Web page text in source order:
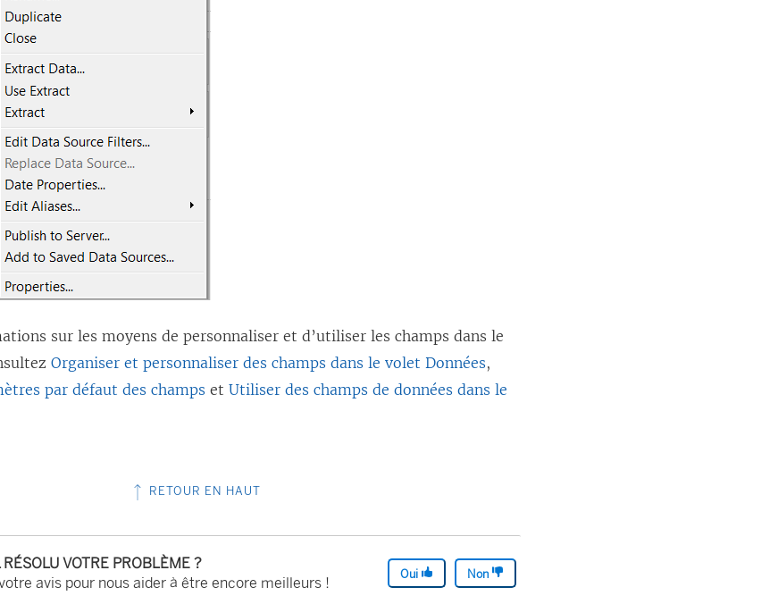
sur les moyens de personnaliser et d’utiliser les champs dans le
Organiser et personnaliser des champs dans le volet Données,
par défaut des champs etUtiliser des champs de données dans le
RETOUR EN HAUT
VOTRE PROBLÈME ?
avis pour nous aider à être encore meilleurs !
Oui Non